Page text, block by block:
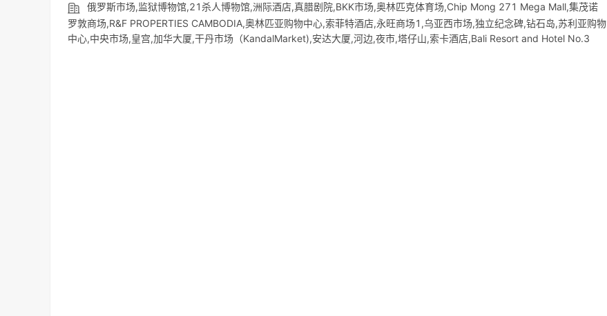
俄罗斯市场,监狱博物馆,21杀人博物馆,洲际酒店,真腊剧院,BKK市场,奥林匹克体育场,Chip Mong 271 Mega Mall,集茂诺
罗敦商场,R&F PROPERTIES CAMBODIA,奥林匹亚购物中心,索菲特酒店,永旺商场1,乌亚西市场,独立纪念碑,钻石岛,苏利亚购物
中心,中央市场,皇宫,加华大厦,干丹市场（KandalMarket),安达大厦,河边,夜市,塔仔山,索卡酒店,Bali Resort and Hotel No.3